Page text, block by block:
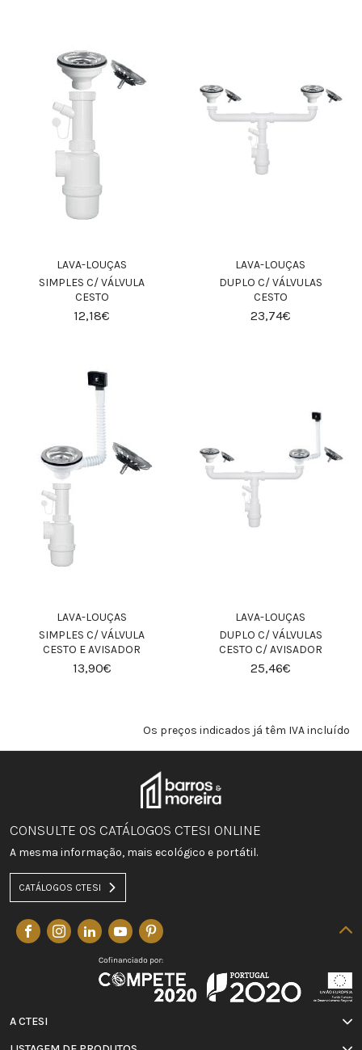
LAVA-LOUÇAS
SIMPLES C/ VÁLVULA
CESTO
12,18€
LAVA-LOUÇAS
DUPLO C/ VÁLVULAS
CESTO
23,74€
LAVA-LOUÇAS
SIMPLES C/ VÁLVULA
CESTO E AVISADOR
13,90€
LAVA-LOUÇAS
DUPLO C/ VÁLVULAS
CESTO C/ AVISADOR
25,46€
Os preços indicados já têm IVA incluído
CONSULTE OS CATÁLOGOS CTESI ONLINE
A mesma informação, mais ecológico e portátil.
CATÁLOGOS CTESI
A CTESI